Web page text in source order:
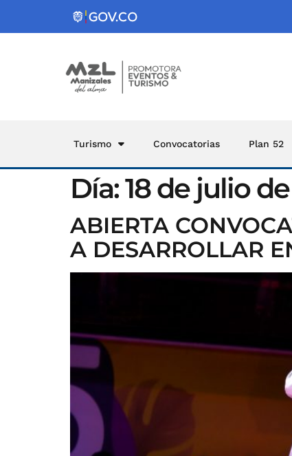
Turismo Convocatorias Plan 52
Día:18 de julio
ABIERTA
A DESARROLLAR